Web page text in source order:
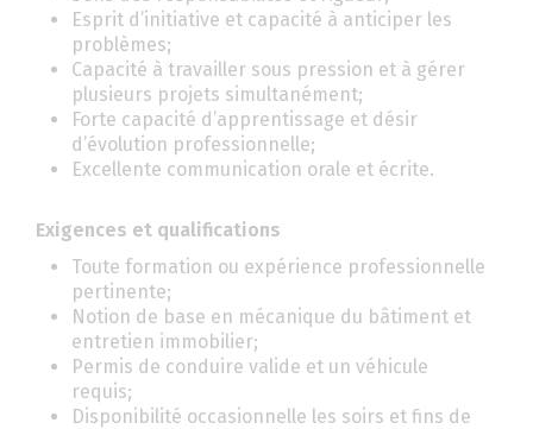
Esprit d’initiative et capacité à anticiper les
problèmes;
Capacité à travailler sous pression et à gérer
plusieurs projets simultanément;
Forte capacité d’apprentissage et désir
d’évolution professionnelle;
Excellente communication orale et écrite.
Exigences et qualifications
Toute formation ou expérience professionnelle
pertinente;
Notion de base en mécanique du bâtiment et
entretien immobilier;
Permis de conduire valide et un véhicule
requis;
Disponibilité occasionnelle les soirs et fins de